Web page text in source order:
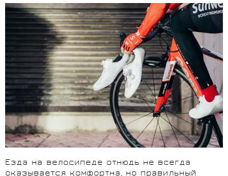
Езда на велосипеде отнюдь не всегда